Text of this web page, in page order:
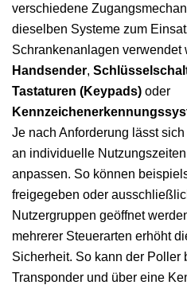
verschiedene
dieselben Systeme zum
Schrankenanlagen verwendet
Handsender,
Tastaturen (Keypads) oder
Je nach Anforderung lässt
an individuelle
anpassen. So können
freigegeben oder
Nutzergruppen geöffnet
mehrerer Steuerarten erhöht
Sicherheit. So kann der
Transponder und über eine